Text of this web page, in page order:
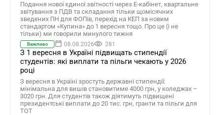
Подання нової єдиної звітності через Е-кабінет, квартальне
звітування з ПДВ та складання тільки щомісячних
зведених ПН для ФОПів, перехід на КЕП за новим
стандартом «Купина» до 1 вересня тощо. Про це (і не
тільки) ми говорили минулого тижня
Важливо 08.08.2026 281
З 1 вересня в Україні підвищать стипендії
студентів: які виплати та пільги чекають у 2026
році
З вересня в Україні зростуть державні стипендії:
мінімальна для вишів становитиме 4000 грн, у коледжах –
3020 грн. Для студентів також діятимуть підвищені
президентські виплати до 20 тис. грн, гранти та пільги для
ТОТ